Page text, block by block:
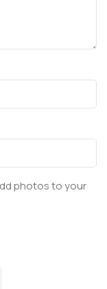
photos to your